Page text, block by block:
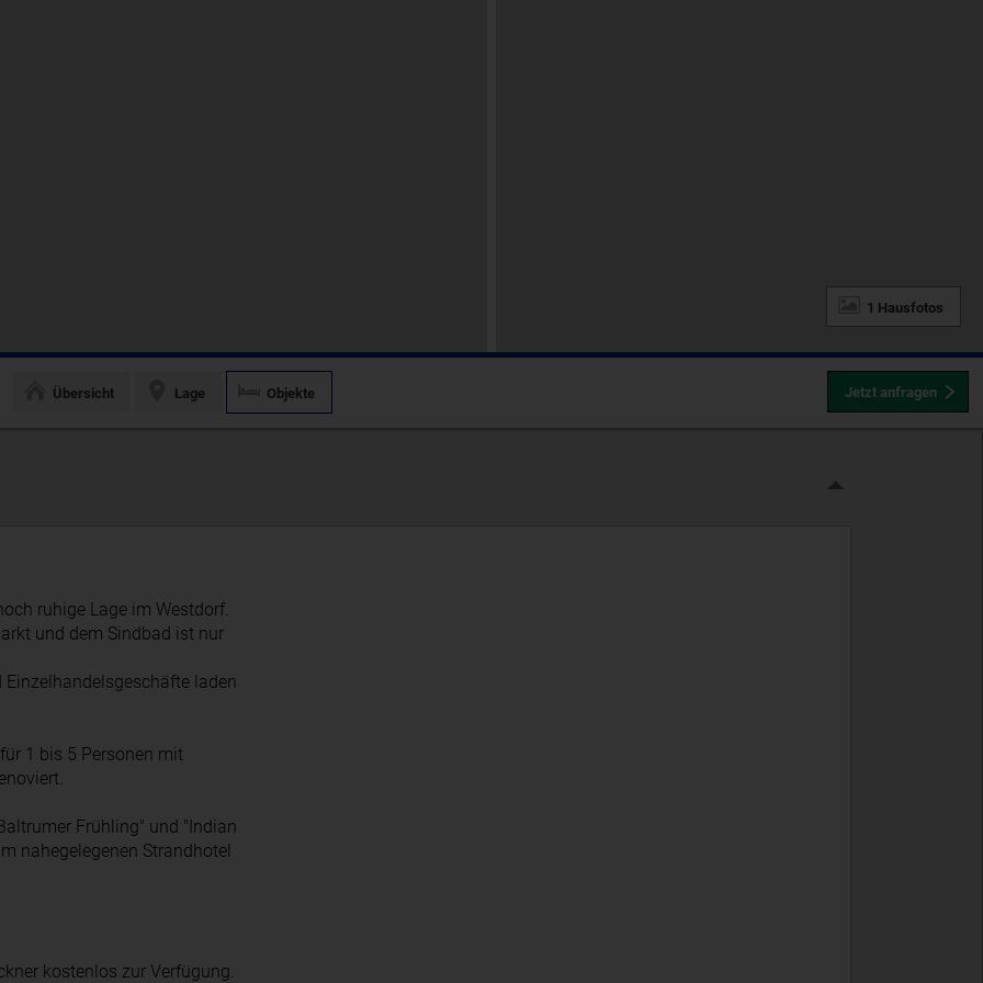
1 Hausfotos
Jetzt anfragen
Übersicht Lage Objekte
ruhige Lage im Westdorf.
und dem Sindbad ist nur
laden
1 bis 5 Personen mit
Frühling" und "Indian
nahegelegenen Strandhotel
kostenlos zur Verfügung.